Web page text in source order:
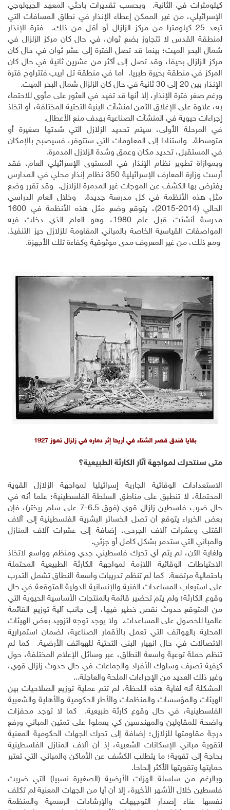
كيلومترات في الثانية. وبحسب تقديرات باحثي المعهد الجيولوجي
الإسرائيلي، من غير الممكن إعطاء الإنذار في نطاق المسافات التي
تبعد 25 كيلومترا من مركز الزلزال أو أقل من ذلك. فترة الإنذار
لمنطقة القدس لا تتجاوز بضع ثوان، في حال كان مركز الزلزال في
شمال البحر الميت؛ بينما قد تصل الفترة إلى عشر ثوان في حال كان
مركز الزلزال بحيفا، وقد تصل إلى أكثر من عشرين ثانية في حال كان
المركز في منطقة بحيرة طبريا. أما في منطقة تل أبيب فتتراوح فترة
الإنذار بين 20 إلى 30 ثانية في حال كان الزلزال شمال البحر الميت.
ورغم صغر فترة الإنذار، إلا أنها قد تفيد في العثور على مأوى للاحتماء
به، علاوة على الإغلاق الآمن لمنشآت البنية التحتية المختلفة، أو اتخاذ
إجراءات حيوية في المنشآت الصناعية بهدف منع الأعطال.
في المرحلة الأولى، سيتم تحديد الزلازل التي شدتها صغيرة أو
متوسطة. واستنادا إلى المعلومات التي ستتوفر، فسيصبح بالإمكان
في المستقبل، تحديد مكان وعمق وشدة الزلازل المدمرة.
وبموازاة تطوير نظام الإنذار في المستوى الإسرائيلي العام، فقد
أرست وزارة المعارف الإسرائيلية 350 نظام إنذار محلي في المدارس
يفترض بها الكشف عن الموجات غير المدمرة للزلازل. وقد تقرر وضع
مثل هذه الأنظمة في كل مدرسة جديدة. وخلال العام الدراسي
الحالي (2014-2015)، يتوقع وضع مثل هذه الأنظمة في 1600
مدرسة أنشئت قبل عام 1980، وهو العام الذي دخلت فيه
المواصفات القياسية الخاصة بالمباني المقاومة للزلازل حيز التنفيذ.
ومع ذلك، من غير المعروف مدى موثوقية وكفاءة تلك الأجهزة.
بقايا فندق قصر الشتاء في أريحا إثر دماره في زلزال تموز 1927
متى سنتحرك لمواجهة آثار الكارثة الطبيعية؟
الاستعدادات الوقائية الجارية إسرائيليا لمواجهة الزلازل القوية
المحتملة، لا تنطبق على مناطق السلطة الفلسطينية؛ علما أنه في
حال ضرب فلسطين زلزال قوي (فوق 6.5-7 على سلم ريختر)، فإن
بعض الخبراء يتوقع أن تصل الخسائر البشرية الفلسطينية إلى آلاف
القتلى وعشرات آلاف الجرحى، إضافة إلى عشرات آلاف المنازل
والمباني التي ستدمر بشكل كامل أو جزئي.
ولغاية الآن، لم يتم أي تحرك فلسطيني جدي ومنظم وواسع لاتخاذ
الاحتياطات الوقائية اللازمة لمواجهة الكارثة الطبيعية المحتملة
باحتمالية مرتفعة. كما لم تنظم تدريبات واسعة النطاق تشمل التدرب
على استيعاب المساعدات الفنية والإنسانية الدولية المتوقعة في حال
وقوع الكارثة؛ ولم يتم تحضير قائمة بالمنتجات الأساسية الحيوية التي
من المتوقع حدوث نقص خطير فيها، إلى جانب آلية توزيع القائمة
عالميا للحصول على المساعدات. ولا يوجد توجه لتزويد بعض الهيئات
المحلية بالهواتف التي تعمل بالأقمار الصناعية، لضمان استمرارية
الاتصالات في حال انهيار البنى التحتية للهواتف الأرضية. كما لم
تنظم حملة توعية واسعة النطاق، عبر وسائل الإعلام المختلفة، حول
كيفية تصرف وسلوك الأفراد والجماعات في حال حدوث زلزال قوي،
وغير ذلك العديد من الإجراءات الملحة والعاجلة...
المشكلة أنه لغاية هذه اللحظة، لم تتم عملية توزيع الصلاحيات بين
الهيئات والمؤسسات والمنظمات والأطر الحكومية والأهلية والشعبية
الفلسطينية، في حال وقوع كارثة طبيعية. كما لا توجد محفزات
واضحة للمقاولين والمهندسين كي يعملوا على تمتين المباني ورفع
درجة مقاومتها للزلازل؛ إضافة إلى تحرك الجهات الحكومية المعنية
لتقوية مباني الإسكانات الشعبية، إذ أن آلاف المنازل الفلسطينية
بحاجة إلى تقوية؛ ما يتطلب الكشف عن الأماكن والمباني التي تعتبر
حمايتها وتقويتها الأكثر إلحاحا.
وبالرغم من سلسلة الهزات الأرضية (الصغيرة نسبيا) التي ضربت
فلسطين خلال الأشهر الأخيرة، إلا أن أيا من الجهات المعنية لم تكلف
نفسها عناء إصدار التوجيهات والإرشادات الرسمية والمنظمة